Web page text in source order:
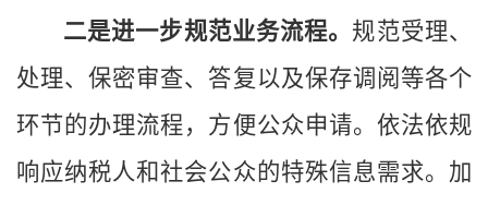
二是进一步规范业务流程。 规范受理、
处理、保密审查、答复以及保存调阅等各个
环节的办理流程，方便公众申请。依法依规
响应纳税人和社会公众的特殊信息需求。加